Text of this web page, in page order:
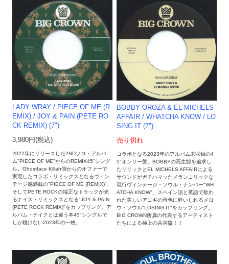
LADY WRAY / PIECE OF ME (R
EMIX) / JOY & PAIN (PETE RO
CK REMIX) (7")
3,980円(税込)
2022年にリリースした2NDソロ・アルバ
ム"PIECE OF ME"からのREMIX45"シング
ル。Ghostface Killah側からのオファーで
実現したコラボ・リミックスとなるヴィン
テージ感満載の"PIECE OF ME (REMIX)"、
そしてPETE ROCKの端正なトラックが光
るナイス・リミックスとなる"JOY & PAIN
(PETE ROCK REMIX)"をカップリング。ア
ルバム・テイクとは違う本45"シングルで
しか聴けない2023年の一枚。
BOBBY OROZA & EL MICHELS
AFFAIR / WHATCHA KNOW / LO
SING IT (7")
売り切れ
コラボとなる2023年のアルバム未収録の4
5"オンリー盤。BOBBYの死生観を追求し
たリリックとEL MICHELS AFFAIRによる
サウンドがガチハマッたメランコリックな
現行ヴィンテージ・ソウル・ナンバー"WH
ATCHA KNOW"、スペイン語と英語で歌わ
れた美しいアコギの音色に酔いしれるメロ
ウ・ソウル"LOSING IT"をカップリング。
BIG CROWN所属の代表するアーティスト
たちによる極上の共演盤！！